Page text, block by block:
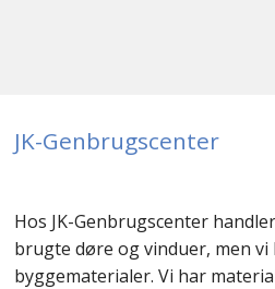
JK-Genbrugscenter
Hos JK-Genbrugscenter
brugte døre og vinduer, men vi
byggematerialer. Vi har